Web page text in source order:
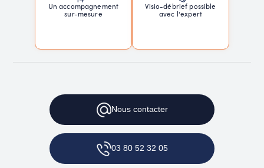
Un accompagnement
sur-mesure
Visio-débrief possible
avec l'expert
Nouscontacter
03 80 52 32 05